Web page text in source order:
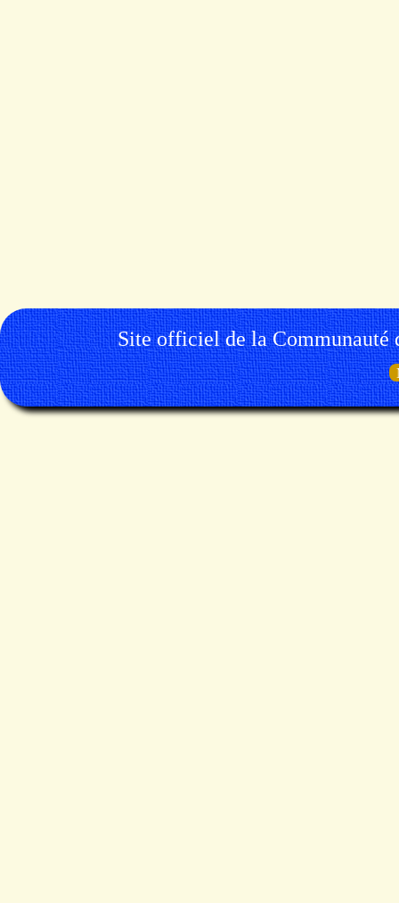
Site officiel de la Communauté